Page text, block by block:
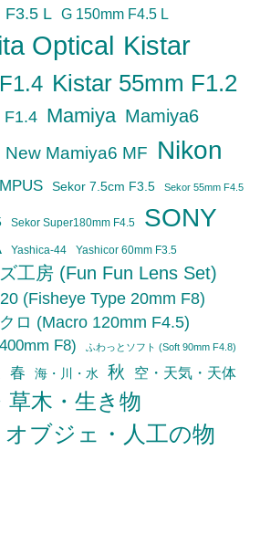
F3.5 L G 150mm F4.5 L
Optical Kistar
Kistar 55mm F1.2
F1.4 Mamiya Mamiya6
New Mamiya6 MF Nikon
Sekor 7.5cm F3.5 Sekor 55mm F4.5
Sekor Super180mm F4.5 SONY
Yashica-44 Yashicor 60mm F3.5
工房 (Fun Fun Lens Set)
(Fisheye Type 20mm F8)
ロ (Macro 120mm F4.5)
F8) ふわっとソフト (Soft 90mm F4.8)
春 海・川・水 秋 空・天気・天体
草木・生き物
ブジェ・人工の物